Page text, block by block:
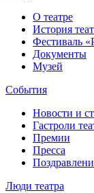
О театре
История
Фестиваль
Документы
Музей
События
Новости и
Гастроли
Премии
Пресса
Люди театра